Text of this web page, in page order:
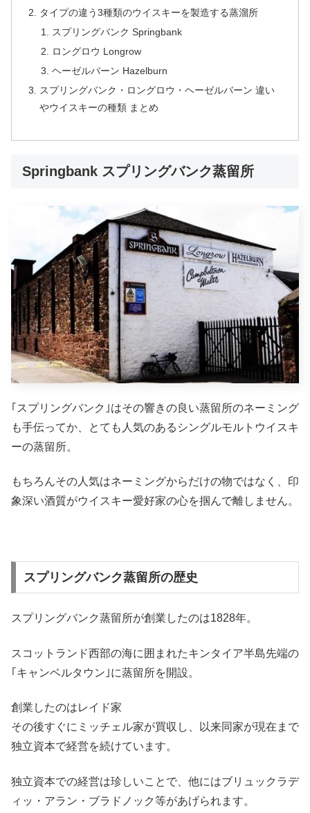
タイプの違う3種類のウイスキーを製造する蒸溜所
スプリングバンク Springbank
ロングロウ Longrow
ヘーゼルバーン Hazelburn
スプリングバンク・ロングロウ・ヘーゼルバーン 違い
やウイスキーの種類 まとめ
Springbank スプリングバンク蒸留所
｢スプリングバンク｣はその響きの良い蒸留所のネーミング
も手伝ってか、とても人気のあるシングルモルトウイスキ
ーの蒸留所。
もちろんその人気はネーミングからだけの物ではなく、印
象深い酒質がウイスキー愛好家の心を掴んで離しません。
スプリングバンク蒸留所の歴史
スプリングバンク蒸留所が創業したのは1828年。
スコットランド西部の海に囲まれたキンタイア半島先端の
｢キャンベルタウン｣に蒸留所を開設。
創業したのはレイド家
その後すぐにミッチェル家が買収し、以来同家が現在まで
独立資本で経営を続けています。
独立資本での経営は珍しいことで、他にはブリュックラデ
ィッ・アラン・ブラドノック等があげられます。